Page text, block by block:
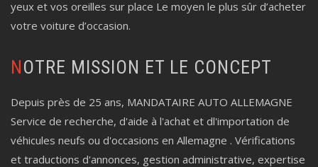
yeux et vos oreilles sur place Le moyen le plus sûr d’acheter
votre voiture d’occasion.
NOTRE MISSION ET LE CONCEPT
Depuis près de 25 ans, MANDATAIRE AUTO ALLEMAGNE
Service de recherche, d'aide à l'achat et dl'importation de
véhicules neufs ou d'occasions en Allemagne . Vérifications
et traductions d'annonces, gestion administrative, expertise